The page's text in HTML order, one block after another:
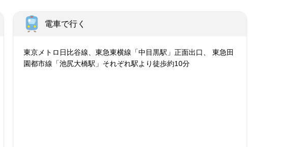
電車で行く
東京メトロ日比谷線、東急東横線「中目黒駅」正面出口、 東急田
園都市線「池尻大橋駅」それぞれ駅より徒歩約10分